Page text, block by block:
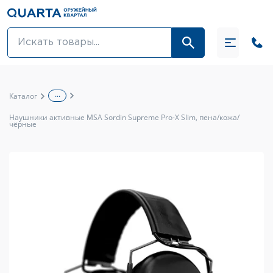
Оптовикам
Средства для ухода за оружием
Тюнинг оружия и ЗИП
Каталог ...
Наушники активные MSA Sordin Supreme Pro-X Slim, пена/кожа/
чёрные